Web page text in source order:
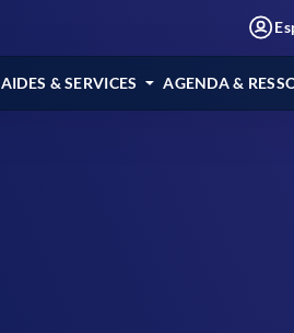
AIDES & SERVICES AGENDA &